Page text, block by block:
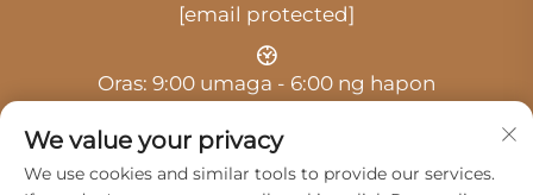
[email protected]
Oras: 9:00 umaga - 6:00 ng hapon
We value your privacy
We use cookies and similar tools to provide our services.